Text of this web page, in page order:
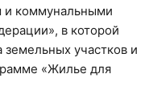
коммунальными
в которой
участков и
«Жилье для